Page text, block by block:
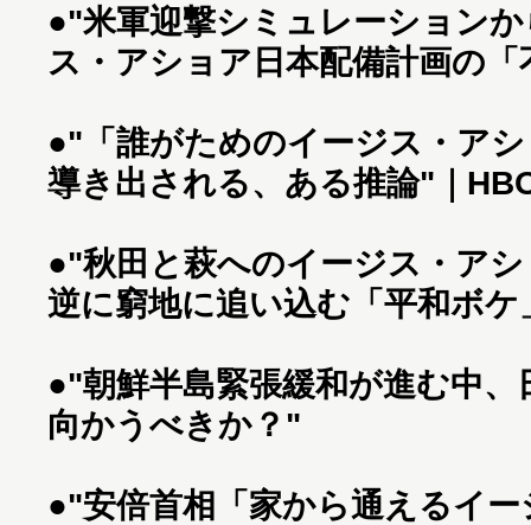
●"米軍迎撃シミュレーション
ス・アショア日本配備計画の
●"「誰がためのイージス・ア
導き出される、ある推論"｜
●"秋田と萩へのイージス・ア
逆に窮地に追い込む「平和ボケ
●"朝鮮半島緊張緩和が進む中
向かうべきか？"
●"安倍首相「家から通えるイ